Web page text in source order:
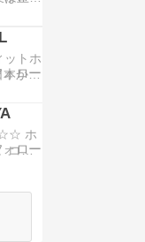
まで
、ソ
も早
時間
て
ットホ
本から
が
。 そ
ソ
の中
が良
、英
ホ
コン
ま
ここ